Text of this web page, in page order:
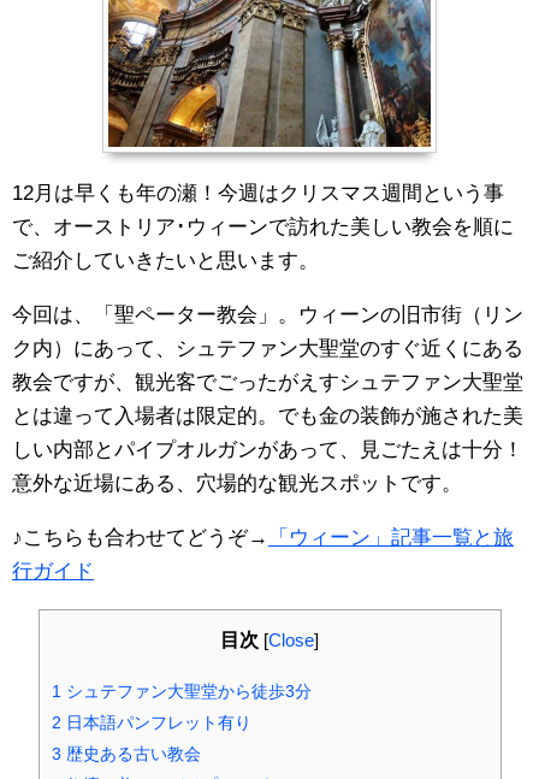
12月は早くも年の瀬！今週はクリスマス週間という事
で、オーストリア･ウィーンで訪れた美しい教会を順に
ご紹介していきたいと思います。
今回は、「聖ペーター教会」。ウィーンの旧市街（リン
ク内）にあって、シュテファン大聖堂のすぐ近くにある
教会ですが、観光客でごったがえすシュテファン大聖堂
とは違って入場者は限定的。でも金の装飾が施された美
しい内部とパイプオルガンがあって、見ごたえは十分！
意外な近場にある、穴場的な観光スポットです。
♪こちらも合わせてどうぞ→
「ウィーン」記事一覧と旅
行ガイド
目次 [Close]
1 シュテファン大聖堂から徒歩3分
2 日本語パンフレット有り
3 歴史ある古い教会